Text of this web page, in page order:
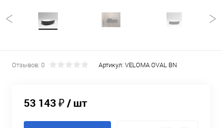
Отзывов: 0 Артикул: VELOMA OVAL BN
53 143 ₽/ шт